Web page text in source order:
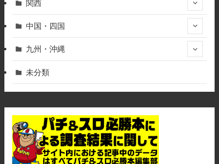
関西
中国・四国
九州・沖縄
未分類